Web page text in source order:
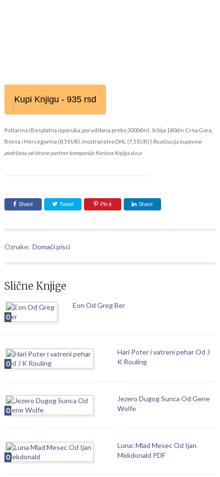
Kupi Knjigu - 935 rsd
Poštarina (Besplatna isporuka, porudžbina preko 3000din): Srbija 180din Crna Gora,
Bosna i Hercegovina (8,5 EUR), inostranstvo DHL (7,5 EUR) | Realizacija kupovine
podržana od strane partner kompanije Korisna Knjiga d.o.o
Share Tweet Pin it Share
Oznake: Domaći pisci
Slične Knjige
0
Eon Od Greg Ber
0
Hari Poter i vatreni pehar Od J
K Rouling
0
Jezero Dugog Sunca Od Gene
Wolfe
0
Luna: Mlad Mesec Od Ijan
Mekdonald PDF